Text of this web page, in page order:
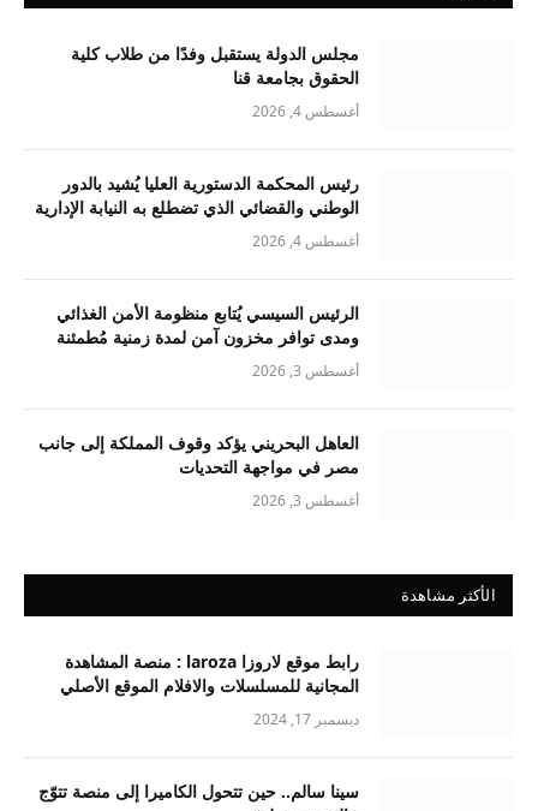
مجلس الدولة يستقبل وفدًا من طلاب كلية
الحقوق بجامعة قنا
أغسطس 4, 2026
رئيس المحكمة الدستورية العليا يُشيد بالدور
الوطني والقضائي الذي تضطلع به النيابة الإدارية
أغسطس 4, 2026
الرئيس السيسي يُتابع منظومة الأمن الغذائي
ومدى توافر مخزون آمن لمدة زمنية مُطمئنة
أغسطس 3, 2026
العاهل البحريني يؤكد وقوف المملكة إلى جانب
مصر في مواجهة التحديات
أغسطس 3, 2026
الأكثر مشاهدة
رابط موقع لاروزا laroza : منصة المشاهدة
المجانية للمسلسلات والافلام الموقع الأصلي
ديسمبر 17, 2024
سينا سالم.. حين تتحول الكاميرا إلى منصة تتوّج